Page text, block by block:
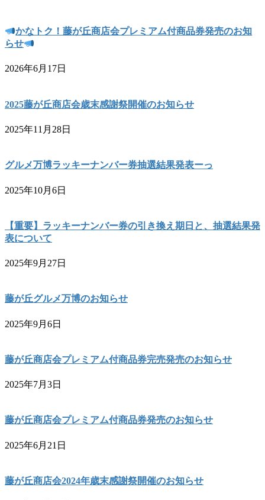
かなトク！藤が丘商店会プレミアム付商品券発売のお知
らせ
2026年6月17日
2025藤が丘商店会歳末感謝祭開催のお知らせ
2025年11月28日
グルメ万博ラッキーナンバー券抽選結果発表ーっ
2025年10月6日
【重要】ラッキーナンバー券の引き換え期日と、抽選結果発
表について
2025年9月27日
藤が丘グルメ万博のお知らせ
2025年9月6日
藤が丘商店会プレミアム付商品券完売発売のお知らせ
2025年7月3日
藤が丘商店会プレミアム付商品券発売のお知らせ
2025年6月21日
藤が丘商店会2024年歳末感謝祭開催のお知らせ